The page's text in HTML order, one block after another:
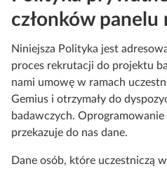
członków panelu
Niniejsza Polityka jest
proces rekrutacji do projektu
nami umowę w ramach
Gemius i otrzymały do
badawczych.
przekazuje do nas dane.
Dane osób, które uczestniczą